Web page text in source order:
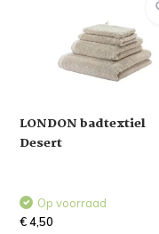
LONDON badtextiel
Desert
Op voorraad
€ 4,50